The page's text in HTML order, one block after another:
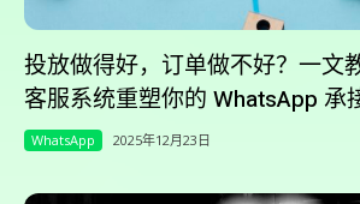
投放做得好，订单做不好？一文
客服系统重塑你的 WhatsApp 承
WhatsApp 2025年12月23日